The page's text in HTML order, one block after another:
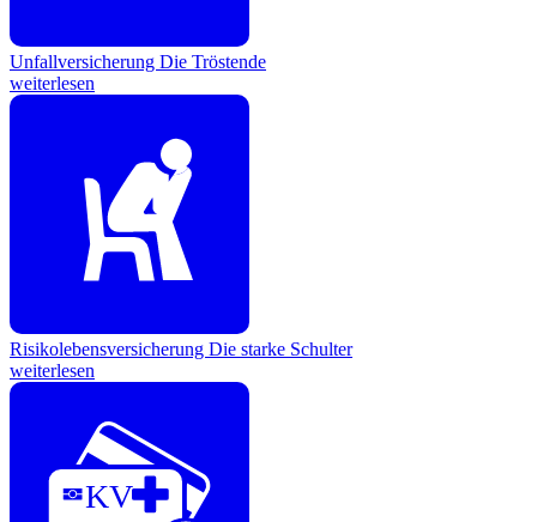
Unfallversicherung Die Tröstende
weiterlesen
Risikolebensversicherung Die starke Schulter
weiterlesen
KV